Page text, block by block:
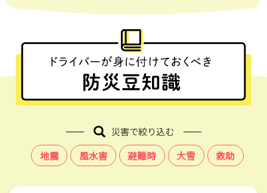
災害で絞り込む
地震 風水害 避難時 大雪 救助